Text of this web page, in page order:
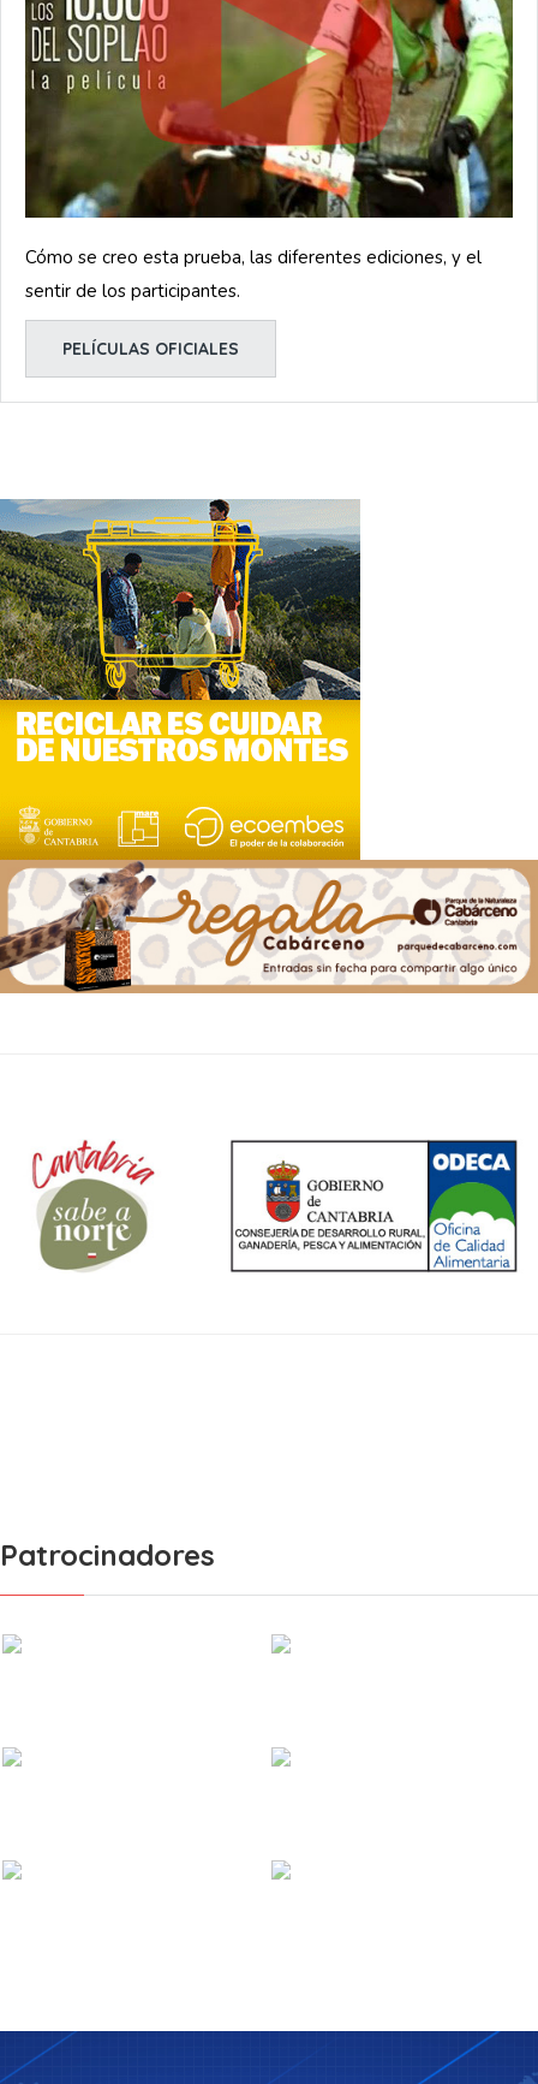
Cómo se creo esta prueba, las diferentes ediciones, y el
sentir de los participantes.
PELÍCULAS OFICIALES
Patrocinadores